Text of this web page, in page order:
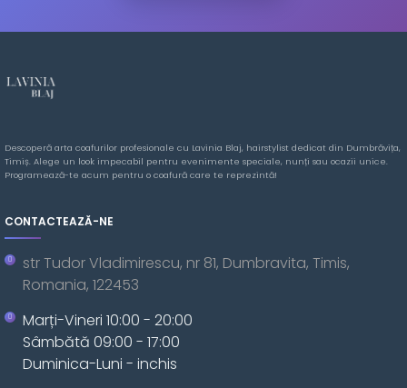
Descoperă arta coafurilor profesionale cu Lavinia Blaj, hairstylist dedicat din Dumbrăvița,
Timiș. Alege un look impecabil pentru evenimente speciale, nunți sau ocazii unice.
Programează-te acum pentru o coafură care te reprezintă!
CONTACTEAZĂ-NE
str Tudor Vladimirescu, nr 81, Dumbravita, Timis,
Romania, 122453
Marți-Vineri 10:00 - 20:00
Sâmbătă 09:00 - 17:00
Duminica-Luni - inchis